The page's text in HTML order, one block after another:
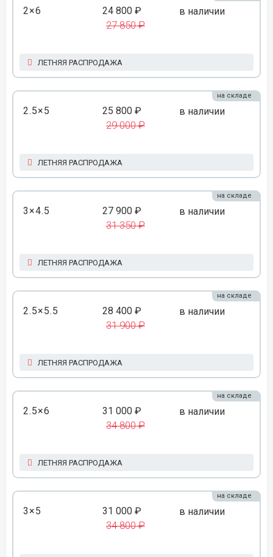
2×6 24 800 ₽
27 850 ₽
в наличии
ЛЕТНЯЯ РАСПРОДАЖА
2.5×5 25 800 ₽
29 000 ₽
в наличии
на складе
ЛЕТНЯЯ РАСПРОДАЖА
3×4.5 27 900 ₽
31 350 ₽
в наличии
на складе
ЛЕТНЯЯ РАСПРОДАЖА
2.5×5.5 28 400 ₽
31 900 ₽
в наличии
на складе
ЛЕТНЯЯ РАСПРОДАЖА
2.5×6 31 000 ₽
34 800 ₽
в наличии
на складе
ЛЕТНЯЯ РАСПРОДАЖА
3×5 31 000 ₽
34 800 ₽
в наличии
на складе